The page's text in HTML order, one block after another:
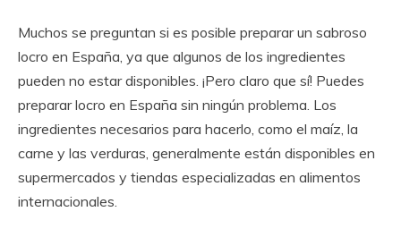
Muchos se preguntan si es posible preparar un sabroso
locro en España, ya que algunos de los ingredientes
pueden no estar disponibles. ¡Pero claro que sí! Puedes
preparar locro en España sin ningún problema. Los
ingredientes necesarios para hacerlo, como el maíz, la
carne y las verduras, generalmente están disponibles en
supermercados y tiendas especializadas en alimentos
internacionales.